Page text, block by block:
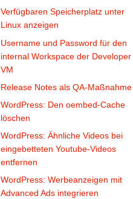
Verfügbaren Speicherplatz unter
Linux anzeigen
Username und Password für den
internal Workspace der Developer
VM
Release Notes als QA-Maßnahme
WordPress: Den oembed-Cache
löschen
WordPress: Ähnliche Videos bei
eingebetteten Youtube-Videos
entfernen
WordPress: Werbeanzeigen mit
Advanced Ads integrieren